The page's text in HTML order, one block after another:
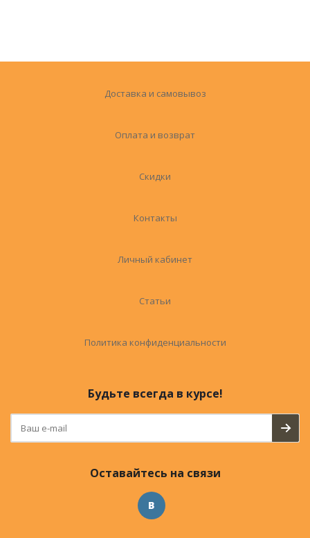
Доставка и самовывоз
Оплата и возврат
Скидки
Контакты
Личный кабинет
Статьи
Политика конфиденциальности
Будьте всегда в курсе!
Оставайтесь на связи